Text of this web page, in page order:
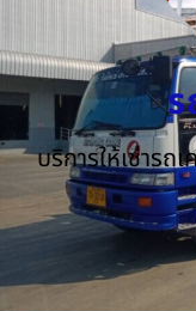
ร
บริการให้เช่าร